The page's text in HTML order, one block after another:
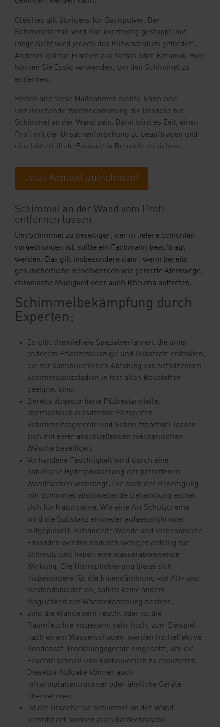
Gleiches gilt übrigens für Backpulver. Der
Schimmelbefall wird nur kurzfristig gestoppt, auf
lange Sicht wird jedoch das Pilzwachstum gefördert.
Anderes gilt für Flächen aus Metall oder Keramik. Hier
können Sie Essig verwenden, um den Schimmel zu
entfernen.
Helfen alle diese Maßnahmen nichts, kann eine
unzureichende Wärmedämmung die Ursache für
Schimmel an der Wand sein. Dann wird es Zeit, einen
Profi mit der Ursachenforschung zu beauftragen und
eine hinterlüftete Fassade in Betracht zu ziehen.
Jetzt Kontakt aufnehmen!
Schimmel an der Wand vom Profi
entfernen lassen
Um Schimmel zu beseitigen, der in tiefere Schichten
vorgedrungen ist, sollte ein Fachmann beauftragt
werden. Das gilt insbesondere dann, wenn bereits
gesundheitliche Beschwerden wie gereizte Atemwege,
chronische Müdigkeit oder auch Rheuma auftreten.
Schimmelbekämpfung durch
Experten:
Es gibt chemiefreie Spezialverfahren, die unter
anderem Pflanzenauszüge und Substrate enthalten,
die zur kontinuierlichen Abtötung von tiefsitzenden
Schimmelpilzstadien in fast allen Baustoffen
geeignet sind.
Bereits abgestorbene Pilzbestandteile,
oberflächlich aufsitzende Pilzsporen,
Schimmelfragmente und Schmutzpartikel lassen
sich mit einer abschließenden mechanischen
Wäsche beseitigen.
Vorhandene Feuchtigkeit wird durch eine
natürliche Hydrophobierung der betroffenen
Wandflächen verdrängt. Die nach der Beseitigung
von Schimmel abschließende Behandlung eignet
sich für Natursteine. Wie eine Art Schutzcreme
wird die Substanz entweder aufgesprüht oder
aufgepinselt. Behandelte Wände und insbesondere
Fassaden werden dadurch weniger anfällig für
Schmutz und haben eine wasserabweisende
Wirkung. Die Hydrophobierung bietet sich
insbesondere für die Innendämmung von Alt- und
Bestandsbauten an, sofern keine andere
Möglichkeit der Wärmedämmung besteht.
Sind die Wände sehr feucht oder ist die
Raumfeuchte insgesamt sehr hoch, zum Beispiel
nach einem Wasserschaden, werden hocheffektive
Kondensat-Trocknungsgeräte eingesetzt, um die
Feuchte schnell und kontinuierlich zu reduzieren.
Dieselbe Aufgabe können auch
Infrarotplattentrockner oder ähnliche Geräte
übernehmen.
Ist die Ursache für Schimmel an der Wand
identifiziert, können auch bautechnische